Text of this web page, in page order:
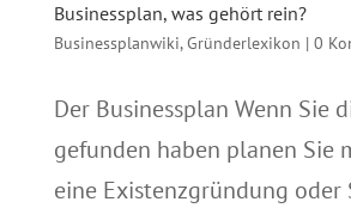
Businessplan, was gehört rein?
Businessplanwiki,Gründerlexikon | 0
Der Businessplan Wenn Sie
gefunden haben planen Sie
eine Existenzgründung oder